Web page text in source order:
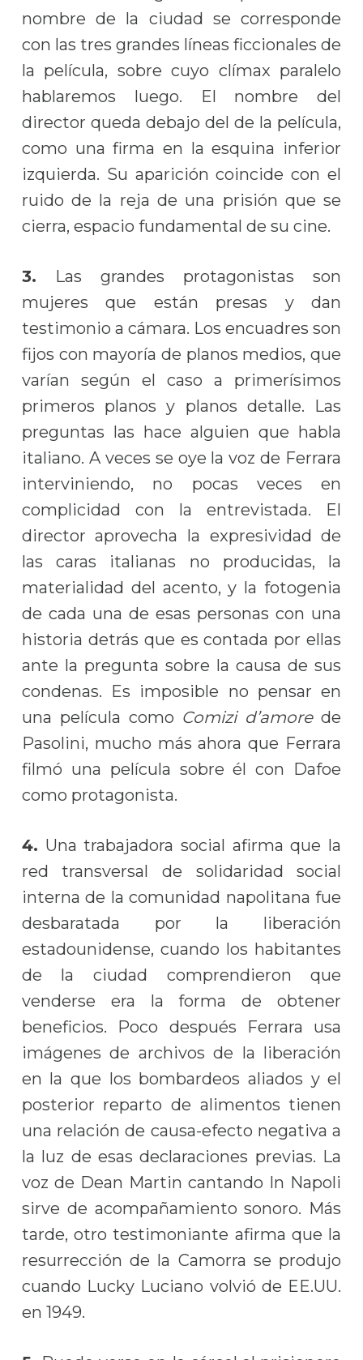
nombre de la ciudad se corresponde
con las tres grandes líneas ficcionales de
la película, sobre cuyo clímax paralelo
hablaremos luego. El nombre del
director queda debajo del de la película,
como una firma en la esquina inferior
izquierda. Su aparición coincide con el
ruido de la reja de una prisión que se
cierra, espacio fundamental de su cine.
3. Las grandes protagonistas son
mujeres que están presas y dan
testimonio a cámara. Los encuadres son
fijos con mayoría de planos medios, que
varían según el caso a primerísimos
primeros planos y planos detalle. Las
preguntas las hace alguien que habla
italiano. A veces se oye la voz de Ferrara
interviniendo, no pocas veces en
complicidad con la entrevistada. El
director aprovecha la expresividad de
las caras italianas no producidas, la
materialidad del acento, y la fotogenia
de cada una de esas personas con una
historia detrás que es contada por ellas
ante la pregunta sobre la causa de sus
condenas. Es imposible no pensar en
una película como Comizi d’amorede
Pasolini, mucho más ahora que Ferrara
filmó una película sobre él con Dafoe
como protagonista.
4. Una trabajadora social afirma que la
red transversal de solidaridad social
interna de la comunidad napolitana fue
desbaratada por la liberación
estadounidense, cuando los habitantes
de la ciudad comprendieron que
venderse era la forma de obtener
beneficios. Poco después Ferrara usa
imágenes de archivos de la liberación
en la que los bombardeos aliados y el
posterior reparto de alimentos tienen
una relación de causa-efecto negativa a
la luz de esas declaraciones previas. La
voz de Dean Martin cantando In Napoli
sirve de acompañamiento sonoro. Más
tarde, otro testimoniante afirma que la
resurrección de la Camorra se produjo
cuando Lucky Luciano volvió de EE.UU.
en 1949.